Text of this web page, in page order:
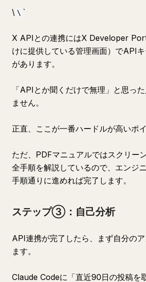
\ \ `
X APIとの連携にはX Developer
けに提供している管理画面）でAPI
があります。
「APIとか聞くだけで無理」と思っ
ません。
正直、ここが一番ハードルが高いポイ
ただ、PDFマニュアルではスクリー
全手順を解説しているので、エンジ
手順通りに進めれば完了します。
ステップ③：自己分析
API連携が完了したら、まず自分の
ます。
Claude Codeに「直近90日の投稿を